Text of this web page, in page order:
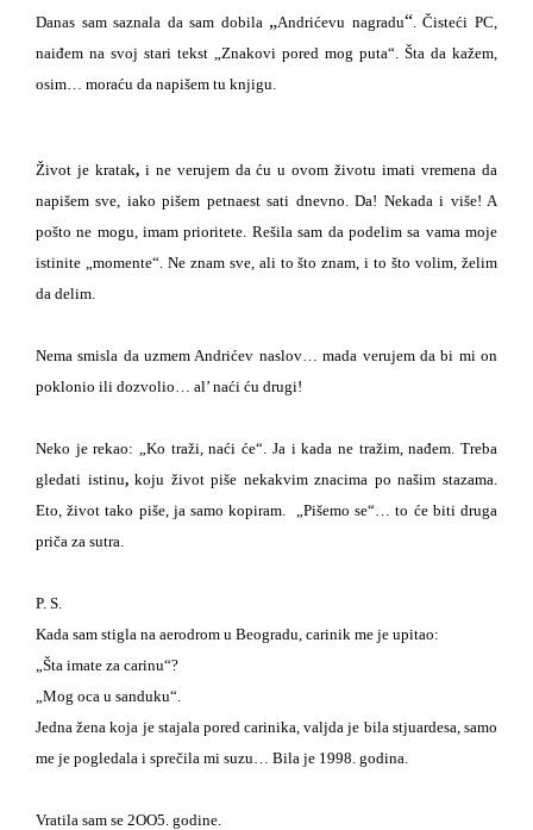
Danas sam saznala da sam dobila „Andrićevu nagradu“. Čisteći PC,
naiđem na svoj stari tekst
„Znakovi pored mog puta“. Šta da kažem,
osim… moraću da napišem tu knjigu.
Život je kratak,i ne verujem da ću u ovom životu imati vremena da
napišem sve, iako pišem petnaest sati dnevno. Da! Nekada i više! A
pošto ne mogu, imam prioritete. Rešila sam da podelim sa vama moje
istinite
momente“. Ne znam sve, ali to što znam, i to što volim, želim
da delim.
Nema smisla da uzmem Andrićev naslov… mada verujem da bi mi on
poklonio ili dozvolio… al’ naći ću drugi!
Neko je rekao: „Ko traži, naći će“. Ja i kada ne tražim, nađem. Treba
gledati istinu,koju život piše nekakvim znacima po našim stazama.
Eto, život tako piše, ja samo kopiram.
„Pišemo se“… to će biti druga
priča za sutra.
P. S.
Kada sam stigla na aerodrom u Beogradu, carinik me je upitao:
Šta imate za carinu“?
Mog oca u sanduku“
Jedna žena koja je stajala pored carinika, valjda je bila stjuardesa, samo
me je pogledala i sprečila mi suzu… Bila je 1998. godina.
Vratila sam se 2OO5. godine.